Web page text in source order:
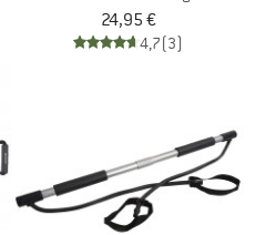
24,95 €
4,7(3)